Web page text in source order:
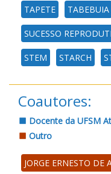
TAPETE TABEBUIA
SUCESSO
STEM STARCH
Coautores:
Docente da UFSM
Outro
JORGE ERNESTO DE